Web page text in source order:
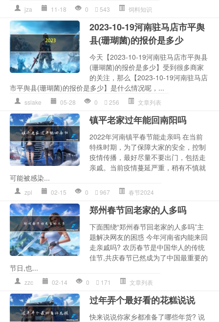
jza 11-18 0 543 饲料知识
2023-10-19河南驻马店市平舆
县(珊瑚菌)的报价是多少
今天【2023-10-19河南驻马店市平舆县
(珊瑚菌)的报价是多少】受到很多商家
的关注，那么【2023-10-19河南驻马店
市平舆县(珊瑚菌)的报价是多少】是什么情况呢，...
sslake 05-28 0 256 文章列表
镇平老家过年能回南阳吗
2022年河南镇平春节能走亲吗 在当前
特殊时期，为了保障大家的安全，控制
疫情传播，最好尽量不要出门，包括走
亲戚。当前疫情蔓延严重，稍有不慎就
可能被感染...
zpl 02-15 0 967 春节2024
郑州春节回老家的人多吗
下面围绕“郑州春节回老家的人多吗”主
题解决网友的困惑 今年河南省内能来回
走亲戚吗? 农历春节是中国华人的传统
佳节,共庆春节已然成为了中国最重要的
节日,也...
zzc 02-14 0 171 文章列表
过年弄个最好看的花糕说说
快来说说你家乡都准备了哪些年货? 说